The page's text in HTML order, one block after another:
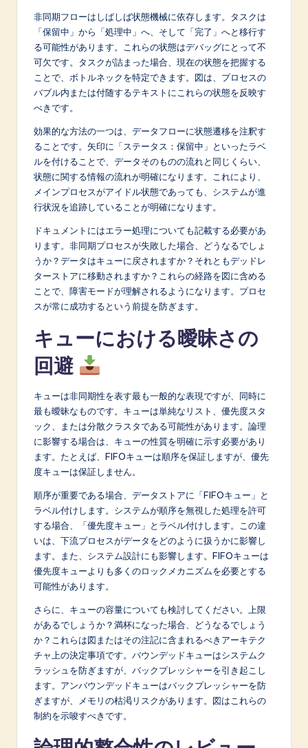
非同期フローはしばしば状態機械に依存します。タスクは
「保留中」から「処理中」へ、そして「完了」へと移行す
る可能性があります。これらの状態はデバッグにとって不
可欠です。タスクが詰まった場合、現在の状態を把握する
ことで、ボトルネックを特定できます。図は、プロセスの
バブル内または付随するテキストにこれらの状態を反映す
べきです。
効果的な方法の一つは、データフローに状態遷移を注釈す
ることです。矢印に「ステータス：保留中」といったラベ
ルを付けることで、データそのものの流れと同じくらい、
状態に関する情報の流れが明確になります。これにより、
メインプロセスがアイドル状態であっても、システムが進
行状況を追跡していることが明確になります。
ドキュメントにはエラー処理についても記載する必要があ
ります。非同期プロセスが失敗した場合、どうなるでしょ
うか？データはキューに戻されますか？それともデッドレ
ターストアに移動されますか？これらの経路を図に含める
ことで、障害モードが理解されるようになります。プロセ
スが常に成功するという前提を防ぎます。
キューにおける曖昧さの
回避
キューは非同期性を表す最も一般的な表現ですが、同時に
最も曖昧なものです。キューは単純なリスト、優先度スタ
ック、または分散クラスタである可能性があります。論理
に影響する場合は、キューの性質を明確に示す必要があり
ます。たとえば、FIFOキューは順序を保証しますが、優先
度キューは保証しません。
順序が重要である場合、データストアに「FIFOキュー」と
ラベル付けします。システムが順序を無視した処理を許可
する場合、「優先度キュー」とラベル付けします。この違
いは、下流プロセスがデータをどのように扱うかに影響し
ます。また、システム設計にも影響します。FIFOキューは
優先度キューよりも多くのロックメカニズムを必要とする
可能性があります。
さらに、キューの容量についても検討してください。上限
があるでしょうか？満杯になった場合、どうなるでしょう
か？これらは図またはその注記に含まれるべきアーキテク
チャ上の決定事項です。バウンデッドキューはシステムク
ラッシュを防ぎますが、バックプレッシャーを引き起こし
ます。アンバウンデッドキューはバックプレッシャーを防
ぎますが、メモリの枯渇リスクがあります。図はこれらの
制約を示唆すべきです。